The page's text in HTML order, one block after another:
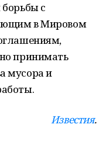
с
в Мировом
принимать
мусора и
Известия.